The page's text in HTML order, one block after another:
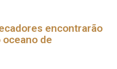
encontrarão
de